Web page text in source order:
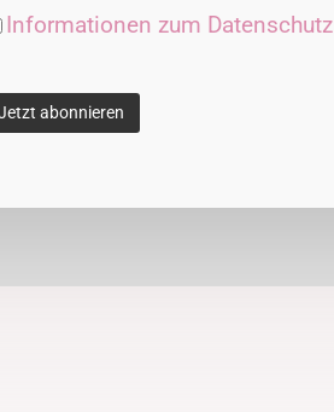
Informationen zum Datenschutz